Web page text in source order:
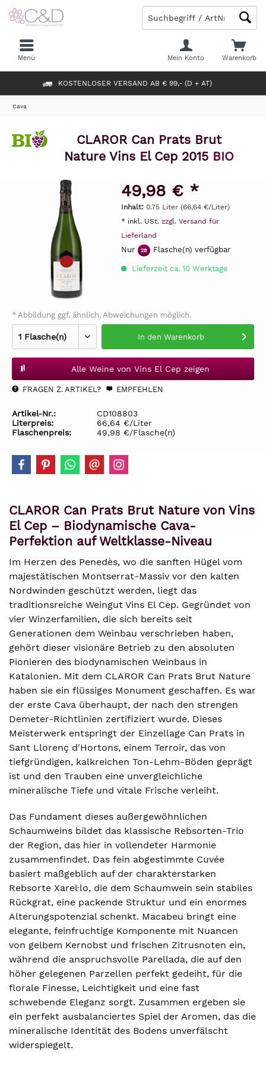
KOSTENLOSER VERSAND AB € 99,- (D + AT)
Warenkorb
Mein Konto
Menü
Cava
CLAROR Can Prats Brut
Nature Vins El Cep 2015 BIO
49,98 € *
Inhalt: 0.75 Liter (66,64 €/Liter)
* inkl. USt. zzgl. Versand für
Lieferland
Nur 28 Flasche(n) verfügbar
Lieferzeit ca. 10 Werktage
* Abbildung ggf. ähnlich, Abweichungen möglich.
In den Warenkorb
Alle Weine von Vins El Cep zeigen
FRAGEN Z. ARTIKEL? EMPFEHLEN
Artikel-Nr.:
CD108803
Literpreis:
66,64 €/Liter
Flaschenpreis:
49,98 €/Flasche(n)
CLAROR Can Prats Brut Nature von Vins
El Cep – Biodynamische Cava-
Perfektion auf Weltklasse-Niveau
Im Herzen des Penedès, wo die sanften Hügel vom
majestätischen Montserrat-Massiv vor den kalten
Nordwinden geschützt werden, liegt das
traditionsreiche Weingut Vins El Cep. Gegründet von
vier Winzerfamilien, die sich bereits seit
Generationen dem Weinbau verschrieben haben,
gehört dieser visionäre Betrieb zu den absoluten
Pionieren des biodynamischen Weinbaus in
Katalonien. Mit dem CLAROR Can Prats Brut Nature
haben sie ein flüssiges Monument geschaffen. Es war
der erste Cava überhaupt, der nach den strengen
Demeter-Richtlinien zertifiziert wurde. Dieses
Meisterwerk entspringt der Einzellage Can Prats in
Sant Llorenç d'Hortons, einem Terroir, das von
tiefgründigen, kalkreichen Ton-Lehm-Böden geprägt
ist und den Trauben eine unvergleichliche
mineralische Tiefe und vitale Frische verleiht.
Das Fundament dieses außergewöhnlichen
Schaumweins bildet das klassische Rebsorten-Trio
der Region, das hier in vollendeter Harmonie
zusammenfindet. Das fein abgestimmte Cuvée
basiert maßgeblich auf der charakterstarken
Rebsorte Xarel·lo, die dem Schaumwein sein stabiles
Rückgrat, eine packende Struktur und ein enormes
Alterungspotenzial schenkt. Macabeu bringt eine
elegante, feinfruchtige Komponente mit Nuancen
von gelbem Kernobst und frischen Zitrusnoten ein,
während die anspruchsvolle Parellada, die auf den
höher gelegenen Parzellen perfekt gedeiht, für die
florale Finesse, Leichtigkeit und eine fast
schwebende Eleganz sorgt. Zusammen ergeben sie
ein perfekt ausbalanciertes Spiel der Aromen, das die
mineralische Identität des Bodens unverfälscht
widerspiegelt.